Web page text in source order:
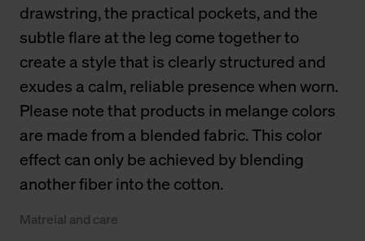
drawstring, the practical pockets, and the
subtle flare at the leg come together to
create a style that is clearly structured and
exudes a calm, reliable presence when worn.
Please note that products in melange colors
are made from a blended fabric. This color
effect can only be achieved by blending
another fiber into the cotton.
Matreial and care